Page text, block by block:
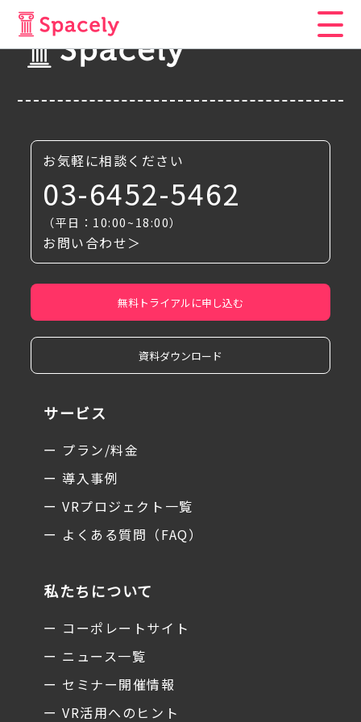
お気軽に相談ください
03-6452-5462
（平日：10:00~18:00）
お問い合わせ＞
無料トライアルに申し込む
資料ダウンロード
サービス
ー プラン/料金
ー 導入事例
ー VRプロジェクト一覧
ー よくある質問（FAQ）
私たちについて
ー コーポレートサイト
ー ニュース一覧
ー セミナー開催情報
ー VR活用へのヒント